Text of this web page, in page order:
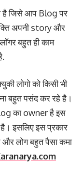
है जिसे आप Blog पर
अपनी story और
बहुत ही काम
लोगो को किसी भी
बहुत पसंद कर रहे है।
का owner है इस
इसलिए इस प्रकार
लोग बहुत पैसा कमा